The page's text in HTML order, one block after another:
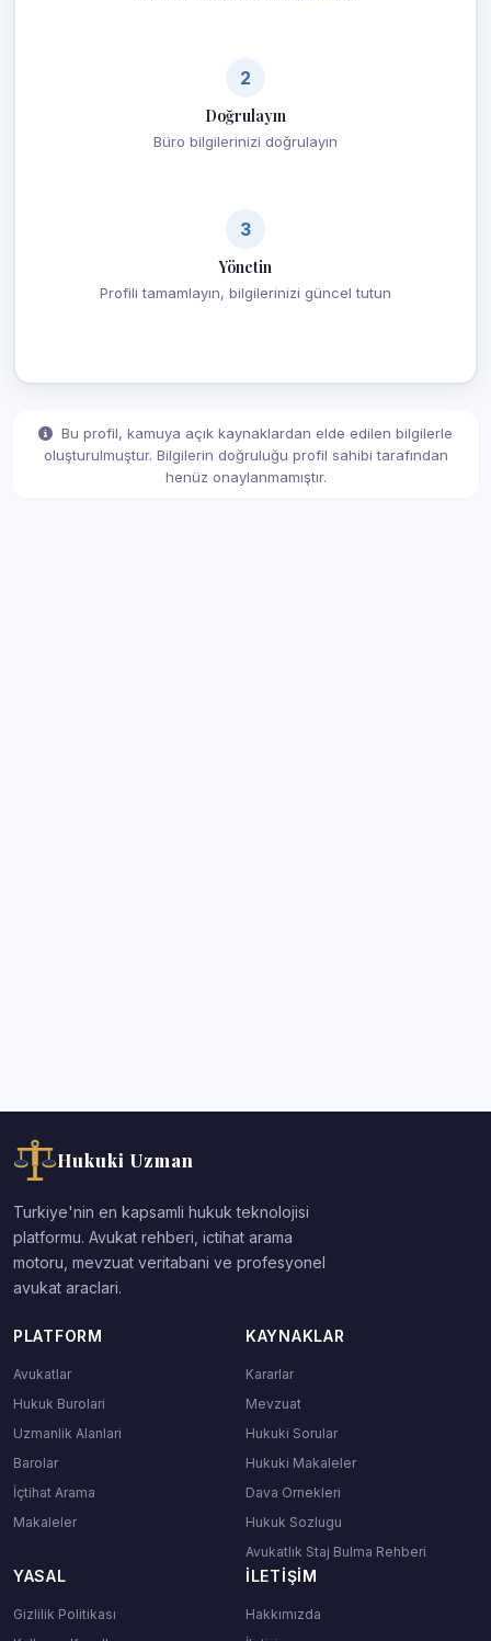
2
Doğrulayın
Büro bilgilerinizi doğrulayın
3
Yönetin
Profili tamamlayın, bilgilerinizi güncel tutun
Bu profil, kamuya açık kaynaklardan elde edilen bilgilerle
oluşturulmuştur. Bilgilerin doğruluğu profil sahibi tarafından
henüz onaylanmamıştır.
Hukuki Uzman
Turkiye'nin en kapsamli hukuk teknolojisi
platformu. Avukat rehberi, ictihat arama
motoru, mevzuat veritabani ve profesyonel
avukat araclari.
PLATFORM
Avukatlar
Hukuk Burolari
Uzmanlik Alanlari
Barolar
İçtihat Arama
Makaleler
KAYNAKLAR
Kararlar
Mevzuat
Hukuki Sorular
Hukuki Makaleler
Dava Ornekleri
Hukuk Sozlugu
Avukatlık Staj Bulma Rehberi
YASAL
Gizlilik Politikası
İLETIŞIM
Hakkımızda